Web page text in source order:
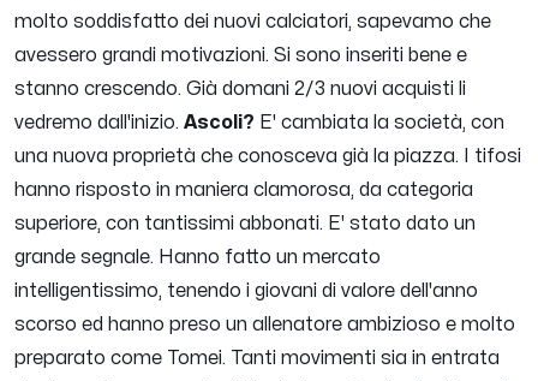
molto soddisfatto dei nuovi calciatori, sapevamo che
avessero grandi motivazioni. Si sono inseriti bene e
stanno crescendo. Già domani 2/3 nuovi acquisti li
vedremo dall'inizio. Ascoli? E' cambiata la società, con
una nuova proprietà che conosceva già la piazza. I tifosi
hanno risposto in maniera clamorosa, da categoria
superiore, con tantissimi abbonati. E' stato dato un
grande segnale. Hanno fatto un mercato
intelligentissimo, tenendo i giovani di valore dell'anno
scorso ed hanno preso un allenatore ambizioso e molto
preparato come Tomei. Tanti movimenti sia in entrata